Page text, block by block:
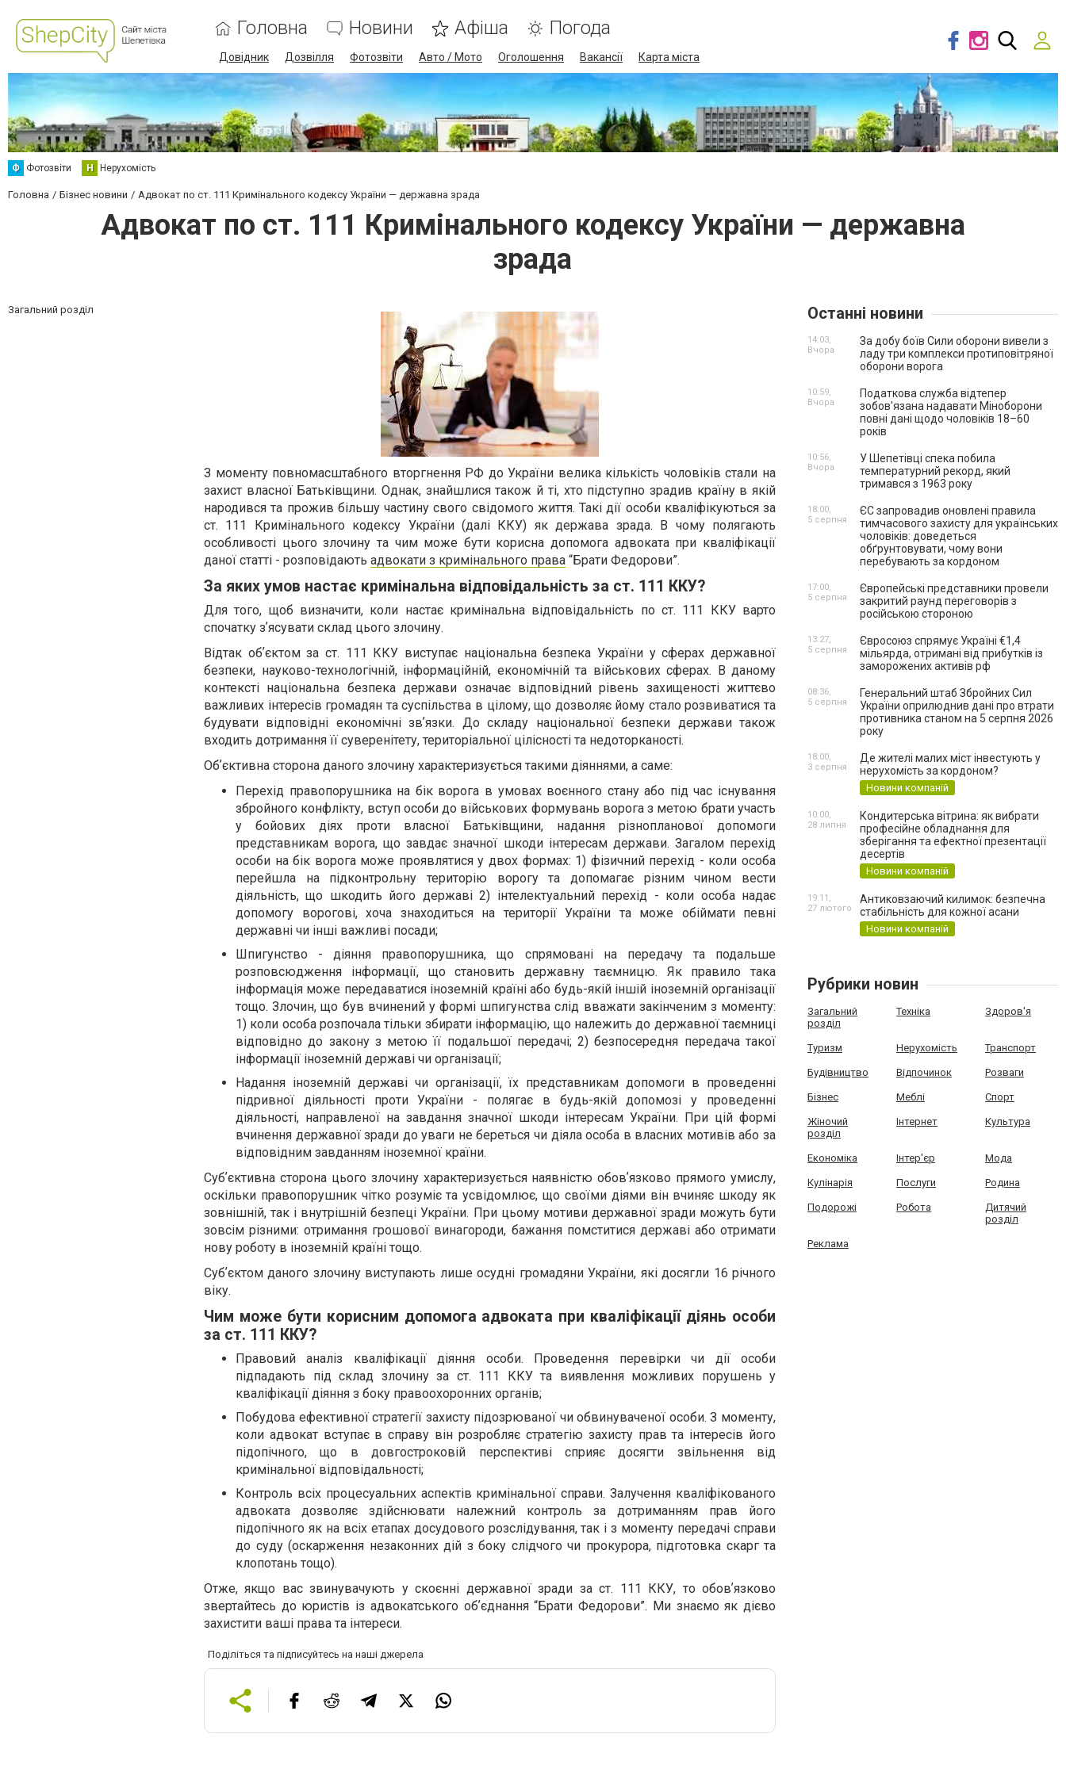
Головна Новини Афіша Погода
Довідник Дозвілля Фотозвіти Авто / Мото Оголошення Вакансії Карта міста
Ф Фотозвіти Н Нерухомість
Головна Бізнес новини Адвокат по ст. 111 Кримінального кодексу України — державна зрада
Адвокат по ст. 111 Кримінального кодексу України — державна
зрада
Загальний розділ
З моменту повномасштабного вторгнення РФ до України велика кількість чоловіків стали на
захист власної Батьківщини. Однак, знайшлися також й ті, хто підступно зрадив країну в якій
народився та прожив більшу частину свого свідомого життя. Такі дії особи кваліфікуються за
ст. 111 Кримінального кодексу України (далі ККУ) як держава зрада. В чому полягають
особливості цього злочину та чим може бути корисна допомога адвоката при кваліфікації
даної статті - розповідають адвокати з кримінального права “Брати Федорови”.
За яких умов настає кримінальна відповідальність за ст. 111 ККУ?
Для того, щоб визначити, коли настає кримінальна відповідальність по ст. 111 ККУ варто
спочатку зʼясувати склад цього злочину.
Відтак обʼєктом за ст. 111 ККУ виступає національна безпека України у сферах державної
безпеки, науково-технологічній, інформаційній, економічній та військових сферах. В даному
контексті національна безпека держави означає відповідний рівень захищеності життєво
важливих інтересів громадян та суспільства в цілому, що дозволяє йому стало розвиватися та
будувати відповідні економічні звʼязки. До складу національної безпеки держави також
входить дотримання її суверенітету, територіальної цілісності та недоторканості.
Обʼєктивна сторона даного злочину характеризується такими діяннями, а саме:
Перехід правопорушника на бік ворога в умовах воєнного стану або під час існування
збройного конфлікту, вступ особи до військових формувань ворога з метою брати участь
у бойових діях проти власної Батьківщини, надання різнопланової допомоги
представникам ворога, що завдає значної шкоди інтересам держави. Загалом перехід
особи на бік ворога може проявлятися у двох формах: 1) фізичний перехід - коли особа
перейшла на підконтрольну територію ворогу та допомагає різним чином вести
діяльність, що шкодить його державі 2) інтелектуальний перехід - коли особа надає
допомогу ворогові, хоча знаходиться на території України та може обіймати певні
державні чи інші важливі посади;
Шпигунство - діяння правопорушника, що спрямовані на передачу та подальше
розповсюдження інформації, що становить державну таємницю. Як правило така
інформація може передаватися іноземній країні або будь-якій іншій іноземній організації
тощо. Злочин, що був вчинений у формі шпигунства слід вважати закінченим з моменту:
1) коли особа розпочала тільки збирати інформацію, що належить до державної таємниці
відповідно до закону з метою її подальшої передачі; 2) безпосередня передача такої
інформації іноземній державі чи організації;
Надання іноземній державі чи організації, їх представникам допомоги в проведенні
підривної діяльності проти України - полягає в будь-якій допомозі у проведенні
діяльності, направленої на завдання значної шкоди інтересам України. При цій формі
вчинення державної зради до уваги не береться чи діяла особа в власних мотивів або за
відповідним завданням іноземної країни.
Субʼєктивна сторона цього злочину характеризується наявністю обовʼязково прямого умислу,
оскільки правопорушник чітко розуміє та усвідомлює, що своїми діями він вчиняє шкоду як
зовнішній, так і внутрішній безпеці України. При цьому мотиви державної зради можуть бути
зовсім різними: отримання грошової винагороди, бажання помститися державі або отримати
нову роботу в іноземній країні тощо.
Субʼєктом даного злочину виступають лише осудні громадяни України, які досягли 16 річного
віку.
Чим може бути корисним допомога адвоката при кваліфікації діянь особи
за ст. 111 ККУ?
Правовий аналіз кваліфікації діяння особи. Проведення перевірки чи дії особи
підпадають під склад злочину за ст. 111 ККУ та виявлення можливих порушень у
кваліфікації діяння з боку правоохоронних органів;
Побудова ефективної стратегії захисту підозрюваної чи обвинуваченої особи. З моменту,
коли адвокат вступає в справу він розробляє стратегію захисту прав та інтересів його
підопічного, що в довгостроковій перспективі сприяє досягти звільнення від
кримінальної відповідальності;
Контроль всіх процесуальних аспектів кримінальної справи. Залучення кваліфікованого
адвоката дозволяє здійснювати належний контроль за дотриманням прав його
підопічного як на всіх етапах досудового розслідування, так і з моменту передачі справи
до суду (оскарження незаконних дій з боку слідчого чи прокурора, підготовка скарг та
клопотань тощо).
Отже, якщо вас звинувачують у скоєнні державної зради за ст. 111 ККУ, то обовʼязково
звертайтесь до юристів із адвокатського обʼєднання “Брати Федорови”. Ми знаємо як дієво
захистити ваші права та інтереси.
Поділіться та підписуйтесь на наші джерела
Останні новини
За добу боїв Сили оборони вивели з
ладу три комплекси протиповітряної
оборони ворога
14:03,
Вчора
Податкова служба відтепер
зобов'язана надавати Міноборони
повні дані щодо чоловіків 18–60
років
10:59,
Вчора
У Шепетівці спека побила
температурний рекорд, який
тримався з 1963 року
10:56,
Вчора
ЄС запровадив оновлені правила
тимчасового захисту для українських
чоловіків: доведеться
обґрунтовувати, чому вони
перебувають за кордоном
18:00,
5 серпня
Європейські представники провели
закритий раунд переговорів з
російською стороною
17:00,
5 серпня
Євросоюз спрямує Україні €1,4
мільярда, отримані від прибутків із
заморожених активів рф
13:27,
5 серпня
Генеральний штаб Збройних Сил
України оприлюднив дані про втрати
противника станом на 5 серпня 2026
року
08:36,
5 серпня
Де жителі малих міст інвестують у
нерухомість за кордоном?
Новини компаній
18:00,
3 серпня
Кондитерська вітрина: як вибрати
професійне обладнання для
зберігання та ефектної презентації
десертів
Новини компаній
10:00,
28 липня
Антиковзаючий килимок: безпечна
стабільність для кожної асани
Новини компаній
19:11,
27 лютого
Рубрики новин
Загальний
розділ
Техніка Здоров'я
Туризм Нерухомість Транспорт
Будівництво Відпочинок Розваги
Бізнес Меблі Спорт
Жіночий
розділ
Інтернет Культура
Економіка Інтер'єр Мода
Кулінарія Послуги Родина
Подорожі Робота
Дитячий
розділ
Реклама